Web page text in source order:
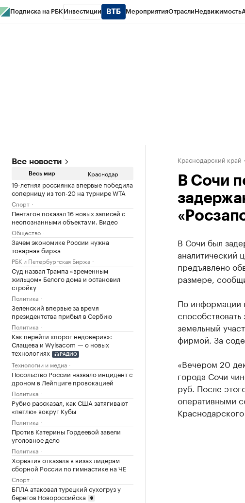
Подписка на РБК Инвестиции МероприятияОтраслиНедвижимость
Все новости
Весь мир Краснодар
19-летняя россиянка впервые победила
соперницу из топ-20 на турнире WTA
Спорт
Пентагон показал 16 новых записей с
неопознанными объектами. Видео
Общество
Зачем экономике России нужна
товарная биржа
РБК и Петербургская Биржа
Суд назвал Трампа «временным
жильцом» Белого дома и остановил
стройку
Политика
Зеленский впервые за время
президентства прибыл в Сербию
Политика
Как перейти «порог недоверия»:
Слащева и Wylsacom — о новых
технологиях
РАДИО
Технологии и медиа
Посольство России назвало инцидент с
дроном в Лейпциге провокацией
Политика
Рубио рассказал, как США затягивают
«петлю» вокруг Кубы
Политика
Против Катерины Гордеевой завели
уголовное дело
Политика
Хорватия отказала в визах лидерам
сборной России по гимнастике на ЧЕ
Спорт
БПЛА атаковал турецкий сухогруз у
берегов Новороссийска
Краснодарский край
В Сочи
В Сочи был
аналитический
предъявлено
размере,
По информации
земельный
фирмой. За
«Вечером 20
города Сочи
руб. После
оперативными
Краснодарского